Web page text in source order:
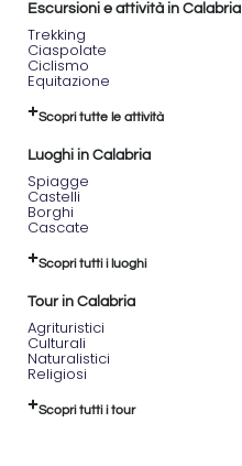
Escursioni e attività in Calabria
Trekking
Ciaspolate
Ciclismo
Equitazione
Scopri tutte le attività
Luoghi in Calabria
Spiagge
Castelli
Borghi
Cascate
Scopri tutti i luoghi
Tour in Calabria
Agrituristici
Culturali
Naturalistici
Religiosi
Scopri tutti i tour